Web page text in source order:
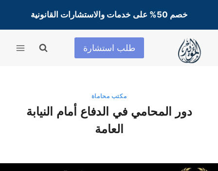
المحتوى
خصم 50% على خدمات والاستشارات القانونية
طلب استشارة
مكتب محاماة
دور المحامي في الدفاع أمام النيابة
العامة